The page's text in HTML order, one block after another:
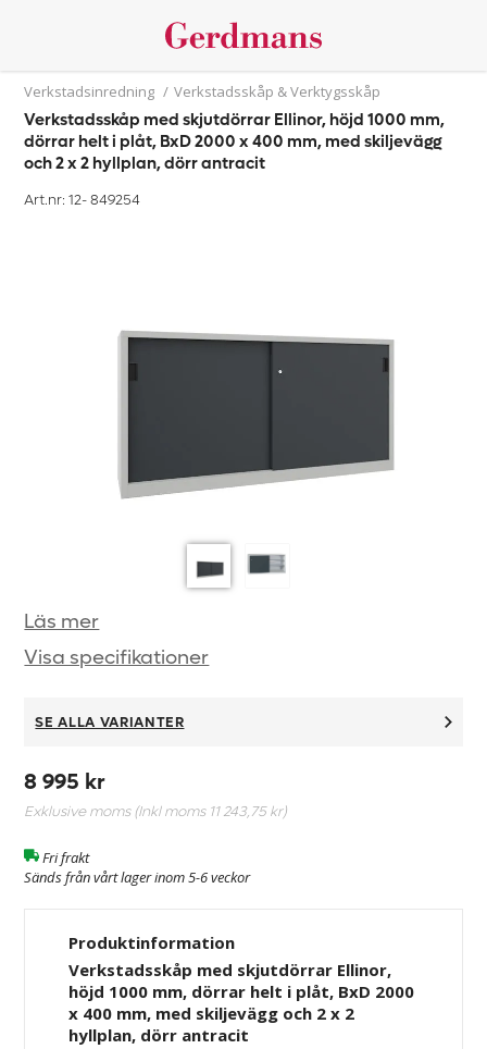
Verkstadsinredning / Verkstadsskåp & Verktygsskåp
Verkstadsskåp med skjutdörrar Ellinor, höjd 1000 mm,
dörrar helt i plåt, BxD 2000 x 400 mm, med skiljevägg
och 2 x 2 hyllplan, dörr antracit
Art.nr: 12-849254
Läs mer
Visa specifikationer
SE ALLA VARIANTER
8 995 kr
Exklusive moms (Inkl moms 11 243,75 kr)
Fri frakt
Sänds från vårt lager inom 5-6 veckor
Produktinformation
Verkstadsskåp med skjutdörrar Ellinor,
höjd 1000 mm, dörrar helt i plåt, BxD 2000
x 400 mm, med skiljevägg och 2 x 2
hyllplan, dörr antracit